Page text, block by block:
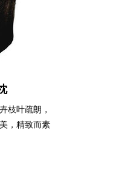
枝叶疏朗，
，精致而素